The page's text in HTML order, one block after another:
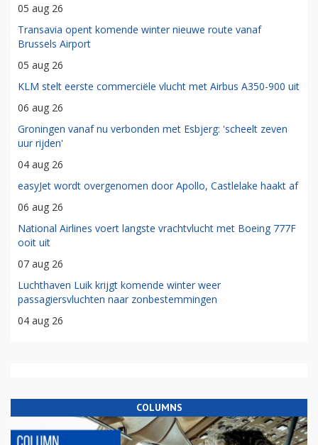
05 aug 26
Transavia opent komende winter nieuwe route vanaf
Brussels Airport
05 aug 26
KLM stelt eerste commerciële vlucht met Airbus A350-900 uit
06 aug 26
Groningen vanaf nu verbonden met Esbjerg: 'scheelt zeven
uur rijden'
04 aug 26
easyJet wordt overgenomen door Apollo, Castlelake haakt af
06 aug 26
National Airlines voert langste vrachtvlucht met Boeing 777F
ooit uit
07 aug 26
Luchthaven Luik krijgt komende winter weer
passagiersvluchten naar zonbestemmingen
04 aug 26
COLUMNS